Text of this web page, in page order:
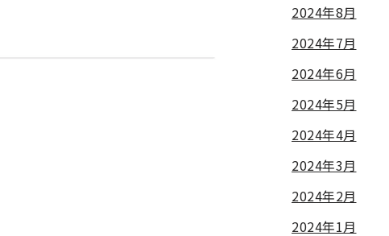
2024年8月
2024年7月
2024年6月
2024年5月
2024年4月
2024年3月
2024年2月
2024年1月